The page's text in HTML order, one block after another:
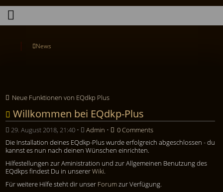
News
Neue Funktionen von EQdkp Plus
Willkommen bei EQdkp-Plus
29. August 2018, 21:40 • Admin •
0 Comments
Die Installation deines EQdkp-Plus wurde erfolgreich abgeschlossen - du
kannst es nun nach deinen Wünschen einrichten.
Hilfestellungen zur Aministration und zur Allgemeinen Benutzung des
EQdkps findest Du in unsererWiki.
Für weitere Hilfe steht dir unser Forumzur Verfügung.